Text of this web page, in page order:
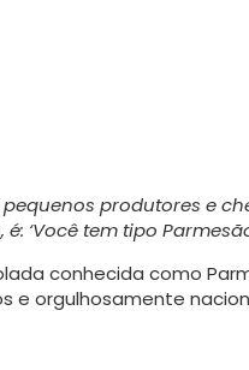
produtores e
‘Você tem tipo
conhecida como
e orgulhosa­mente